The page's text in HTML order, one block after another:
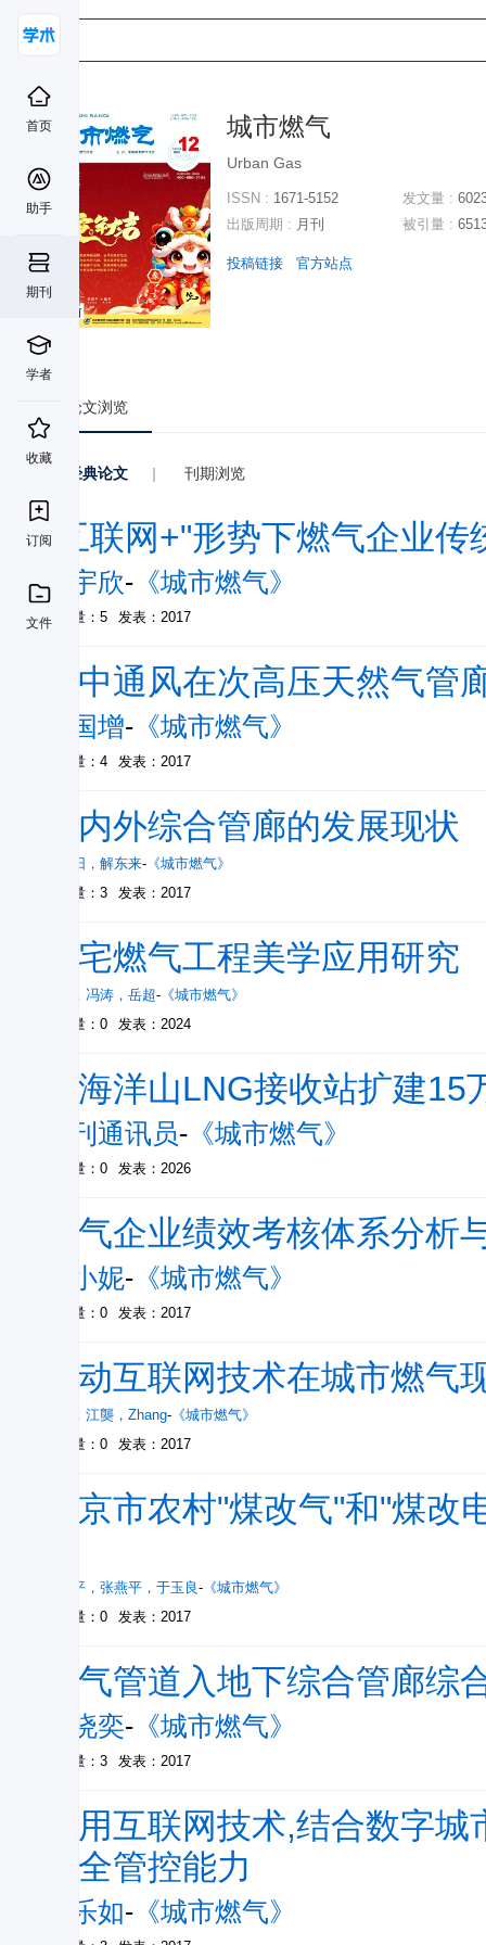
首页
助手
期刊
学者
收藏
订阅
文件
城市燃气
Urban Gas
ISSN : 1671-5152
出版周期 : 月刊
发文量 :
被引量 :
投稿链接 官方站点
论文浏览
经典论文 | 刊期浏览
"互联网+"形势下燃气企业传
张宇欣- 《城市燃气》
被引量：5 发表：2017
集中通风在次高压天然气管
杨国增- 《城市燃气》
被引量：4 发表：2017
国内外综合管廊的发展现状
李昭阳 ， 解东来- 《城市燃气》
被引量：3
发表：2017
住宅燃气工程美学应用研究
， 冯涛 ， 岳超- 《城市燃气》
被引量：0
发表：2024
上海洋山LNG接收站扩建
本刊通讯员- 《城市燃气》
被引量：0 发表：2026
燃气企业绩效考核体系分析
王小妮- 《城市燃气》
被引量：0 发表：2017
移动互联网技术在城市燃气
， 江龑 ， Zhang- 《城市燃气》
被引量：0
发表：2017
北京市农村"煤改气"和"煤
杜学平 ， 张燕平 ， 于玉良- 《城市燃气》
被引量：0
发表：2017
燃气管道入地下综合管廊综
吴晓奕- 《城市燃气》
被引量：3 发表：2017
利用互联网技术,结合数字
安全管控能力
陈乐如- 《城市燃气》